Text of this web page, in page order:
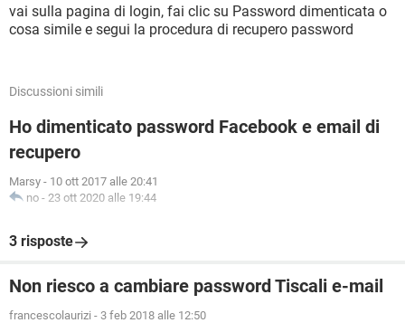
vai sulla pagina di login, fai clic su Password dimenticata o
cosa simile e segui la procedura di recupero password
Discussioni simili
Ho dimenticato password Facebook e email di
recupero
Marsy - 10 ott 2017 alle 20:41
no - 23 ott 2020 alle 19:44
3 risposte
Non riesco a cambiare password Tiscali e-mail
francescolaurizi - 3 feb 2018 alle 12:50